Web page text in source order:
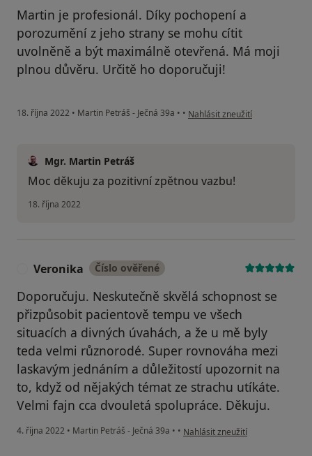
Martin je profesionál. Díky pochopení a
porozumění z jeho strany se mohu cítit
uvolněně a být maximálně otevřená. Má moji
plnou důvěru. Určitě ho doporučuji!
18. října 2022 • Martin Petráš - Ječná 39a • • podle názoru uživatele Iva
Nahlásit zneužití
Mgr. Martin Petráš
Moc děkuju za pozitivní zpětnou vazbu!
18. října 2022
Veronika Číslo ověřené
Doporučuju. Neskutečně skvělá schopnost se
přizpůsobit pacientově tempu ve všech
situacích a divných úvahách, a že u mě byly
teda velmi různorodé. Super rovnováha mezi
laskavým jednáním a důležitostí upozornit na
to, když od nějakých témat ze strachu utíkáte.
Velmi fajn cca dvouletá spolupráce. Děkuju.
4. října 2022 • Martin Petráš - Ječná 39a • • podle názoru uživatele Veronika
Nahlásit zneužití